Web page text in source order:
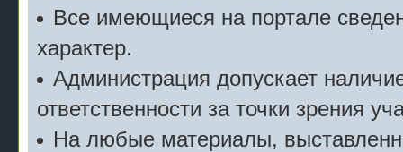
Все имеющиеся на портале
характер.
Администрация допускает
ответственности за точки зрения
На любые материалы,